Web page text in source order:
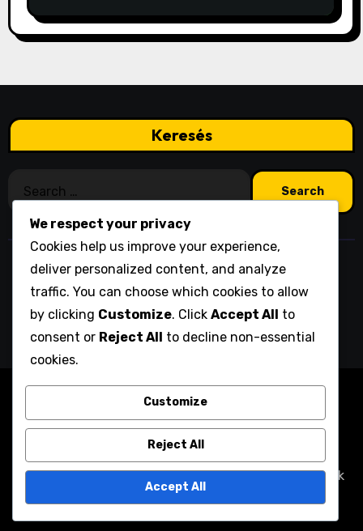
Keresés
for:
olofsgillet.org
SütiszabályzatAz Ön adatvédelme
Felhasználói megállapodásLépjen kapcsolatba velünk
Kik vagyunk
We respect your privacy
Cookies help us improve your experience,
deliver personalized content, and analyze
traffic. You can choose which cookies to allow
by clicking Customize. Click Accept All to
consent or Reject All to decline non-essential
cookies.
Customize
Reject All
Accept All